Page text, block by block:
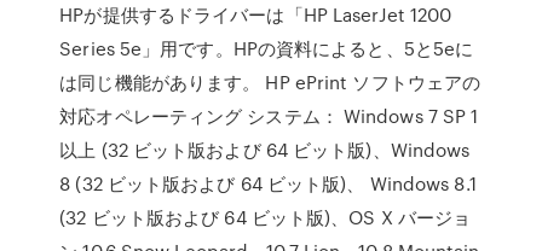
HPが提供するドライバーは「HP LaserJet 1200
Series 5e」用です。HPの資料によると、5と5eに
は同じ機能があります。 HP ePrint ソフトウェアの
対応オペレーティング システム： Windows 7 SP 1
以上 (32 ビット版および 64 ビット版)、Windows
8 (32 ビット版および 64 ビット版)、 Windows 8.1
(32 ビット版および 64 ビット版)、OS X バージョ